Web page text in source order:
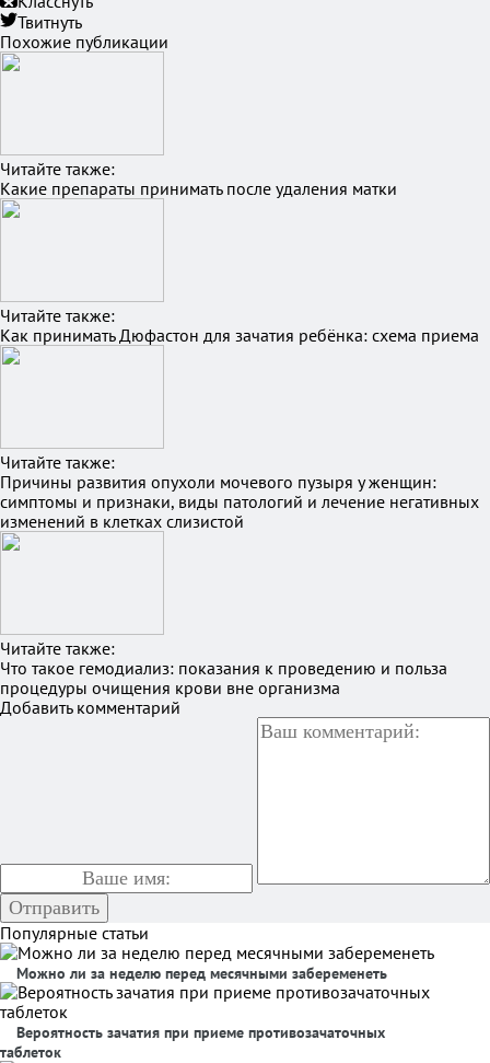
Твитнуть
Похожие публикации
Читайте также:
Какие препараты принимать после удаления матки
Читайте также:
Как принимать Дюфастон для зачатия ребёнка: схема приема
Читайте также:
Причины развития опухоли мочевого пузыря у женщин:
симптомы и признаки, виды патологий и лечение негативных
изменений в клетках слизистой
Читайте также:
Что такое гемодиализ: показания к проведению и польза
процедуры очищения крови вне организма
Добавить комментарий
Популярные статьи
Можно ли за неделю перед месячными забеременеть
Вероятность зачатия при приеме противозачаточных
таблеток